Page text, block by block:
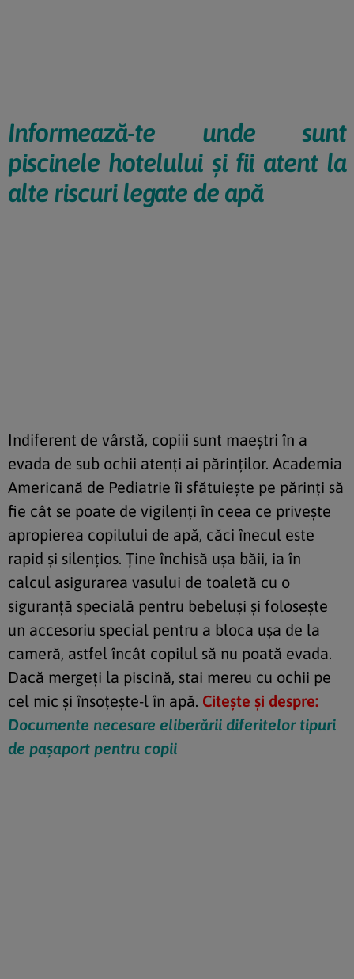
Informează-te unde sunt
piscinele hotelului și fii atent la
alte riscuri legate de apă
Indiferent de vârstă, copiii sunt maeștri în a
evada de sub ochii atenți ai părinților. Academia
Americană de Pediatrie îi sfătuiește pe părinți să
fie cât se poate de vigilenți în ceea ce privește
apropierea copilului de apă, căci înecul este
rapid și silențios. Ține închisă ușa băii, ia în
calcul asigurarea vasului de toaletă cu o
siguranță specială pentru bebeluși și folosește
un accesoriu special pentru a bloca ușa de la
cameră, astfel încât copilul să nu poată evada.
Dacă mergeți la piscină, stai mereu cu ochii pe
cel mic și însoțește-l în apă. Citește și despre:
Documente necesare eliberării diferitelor tipuri
de pașaport pentru copii